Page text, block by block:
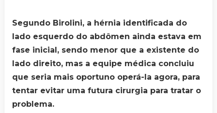
Segundo Birolini, a hérnia identificada do
lado esquerdo do abdômen ainda estava em
fase inicial, sendo menor que a existente do
lado direito, mas a equipe médica concluiu
que seria mais oportuno operá-la agora, para
tentar evitar uma futura cirurgia para tratar o
problema.